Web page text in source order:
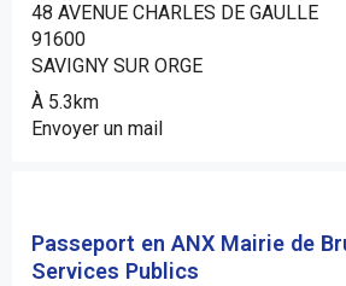
48 AVENUE CHARLES DE GAULLE
91600
SAVIGNY SUR ORGE
À 5.3km
Envoyer un mail
Passeport en ANX Mairie de
Services Publics